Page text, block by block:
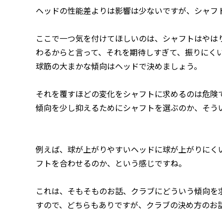
ヘッドの性能差よりは影響は少ないですが、シャ
ここで一つ気を付けてほしいのは、シャフトはや
わるからと言って、それを期待しすぎて、振りに
球筋の大まかな傾向はヘッドで決めましょう。
それを覆すほどの変化をシャフトに求めるのは危
傾向を少し抑えるためにシャフトを選ぶのか、そ
例えば、球が上がりやすいヘッドに球が上がりに
フトを合わせるのか、という感じですね。
これは、そもそものお話、クラブにどういう傾向
すので、どちらもありですが、クラブの決め方の